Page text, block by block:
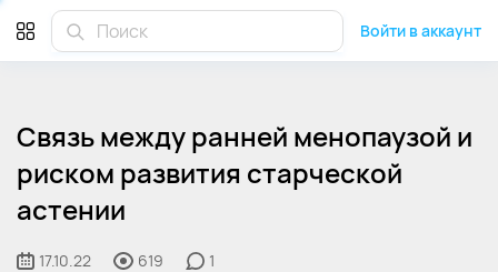
Войти в аккаунт
Связь между ранней менопаузой и
риском развития старческой
астении
17.10.22 619 1